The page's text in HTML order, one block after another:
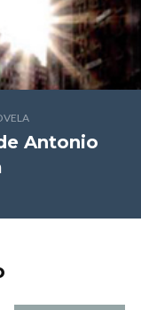
Antonio